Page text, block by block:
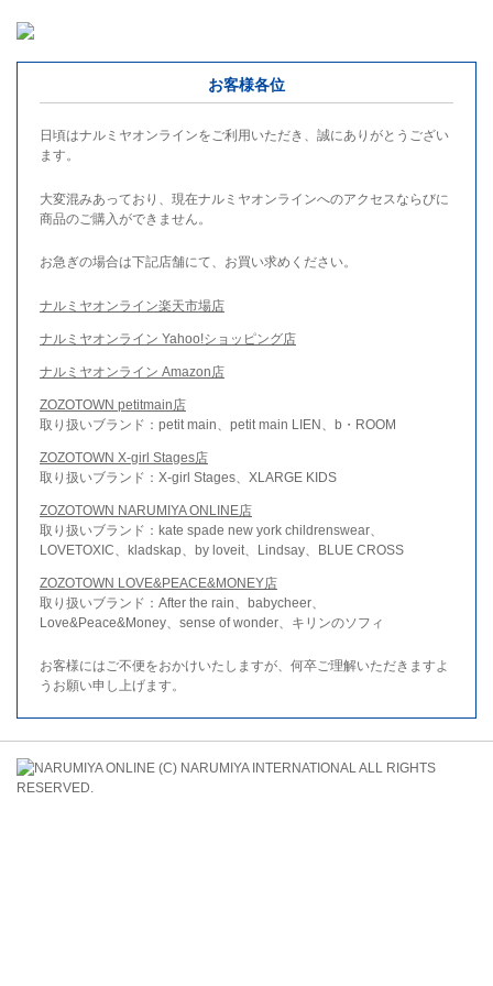
お客様各位
日頃はナルミヤオンラインをご利用いただき、誠にありがとうござい
ます。
大変混みあっており、現在ナルミヤオンラインへのアクセスならびに
商品のご購入ができません。
お急ぎの場合は下記店舗にて、お買い求めください。
ナルミヤオンライン楽天市場店
ナルミヤオンライン Yahoo!ショッピング店
ナルミヤオンライン Amazon店
ZOZOTOWN petitmain店
取り扱いブランド：petit main、petit main LIEN、b・ROOM
ZOZOTOWN X-girl Stages店
取り扱いブランド：X-girl Stages、XLARGE KIDS
ZOZOTOWN NARUMIYA ONLINE店
取り扱いブランド：kate spade new york childrenswear、
LOVETOXIC、kladskap、by loveit、Lindsay、BLUE CROSS
ZOZOTOWN LOVE&PEACE&MONEY店
取り扱いブランド：After the rain、babycheer、
Love&Peace&Money、sense of wonder、キリンのソフィ
お客様にはご不便をおかけいたしますが、何卒ご理解いただきますよ
うお願い申し上げます。